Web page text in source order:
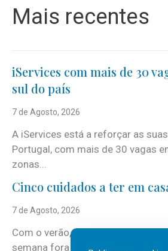
Mais recentes
iServices com mais de 30
sul do país
7 de Agosto, 2026
A iServices está a reforçar as
Portugal, com mais de 30 vagas
zonas...
Cinco cuidados a ter em
7 de Agosto, 2026
Com o verão, chegam também
semana fora e os dias em que a